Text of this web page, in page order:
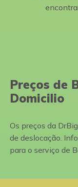
Preços de
Domicilio
Os preços da
de deslocação.
para o serviço de